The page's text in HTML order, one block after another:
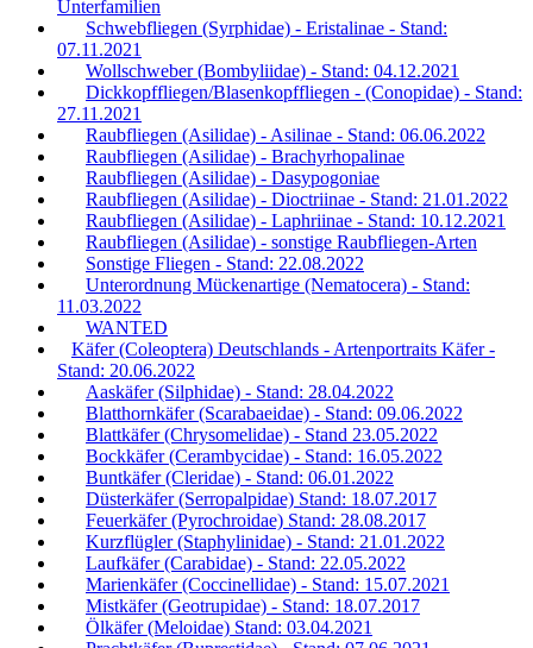
Unterfamilien
Schwebfliegen (Syrphidae) - Eristalinae - Stand:
07.11.2021
Wollschweber (Bombyliidae) - Stand: 04.12.2021
Dickkopffliegen/Blasenkopffliegen - (Conopidae) - Stand:
27.11.2021
Raubfliegen (Asilidae) - Asilinae - Stand: 06.06.2022
Raubfliegen (Asilidae) - Brachyrhopalinae
Raubfliegen (Asilidae) - Dasypogoniae
Raubfliegen (Asilidae) - Dioctriinae - Stand: 21.01.2022
Raubfliegen (Asilidae) - Laphriinae - Stand: 10.12.2021
Raubfliegen (Asilidae) - sonstige Raubfliegen-Arten
Sonstige Fliegen - Stand: 22.08.2022
Unterordnung Mückenartige (Nematocera) - Stand:
11.03.2022
WANTED
Käfer (Coleoptera) Deutschlands - Artenportraits Käfer -
Stand: 20.06.2022
Aaskäfer (Silphidae) - Stand: 28.04.2022
Blatthornkäfer (Scarabaeidae) - Stand: 09.06.2022
Blattkäfer (Chrysomelidae) - Stand 23.05.2022
Bockkäfer (Cerambycidae) - Stand: 16.05.2022
Buntkäfer (Cleridae) - Stand: 06.01.2022
Düsterkäfer (Serropalpidae) Stand: 18.07.2017
Feuerkäfer (Pyrochroidae) Stand: 28.08.2017
Kurzflügler (Staphylinidae) - Stand: 21.01.2022
Laufkäfer (Carabidae) - Stand: 22.05.2022
Marienkäfer (Coccinellidae) - Stand: 15.07.2021
Mistkäfer (Geotrupidae) - Stand: 18.07.2017
Ölkäfer (Meloidae) Stand: 03.04.2021